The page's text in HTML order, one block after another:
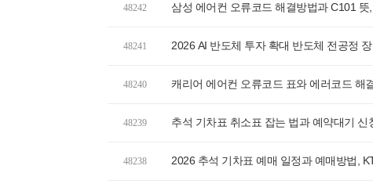
48242 삼성 에어컨 오류코드 해결방법과 C101 뜻
48241 2026 AI 반도체 투자 확대 반도체 전공정
48240 캐리어 에어컨 오류코드 표와 에러코드 해
48239 추석 기차표 취소표 잡는 법과 예약대기 신
48238 2026 추석 기차표 예매 일정과 예매방법,